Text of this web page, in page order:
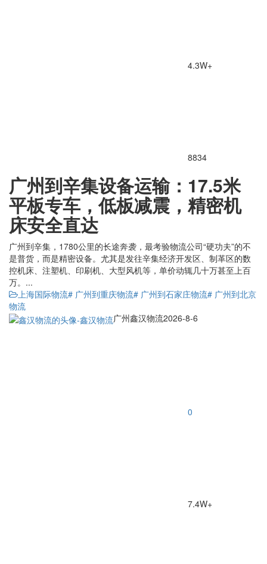
4.3W+
8834
广州到辛集设备运输：17.5米
平板专车，低板减震，精密机
床安全直达
广州到辛集，1780公里的长途奔袭，最考验物流公司“硬功夫”的不
是普货，而是精密设备。尤其是发往辛集经济开发区、制革区的数
控机床、注塑机、印刷机、大型风机等，单价动辄几十万甚至上百
万。...
上海国际物流# 广州到重庆物流# 广州到石家庄物流# 广州到北京
物流
广州鑫汉物流2026-8-6
0
7.4W+